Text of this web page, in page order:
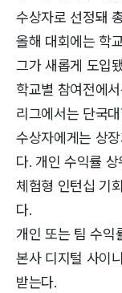
수상자로 선정돼
올해 대회에는 학
그가 새롭게 도입
학교별 참여전에
리그에서는 단국
수상자에게는 상
다. 개인 수익률
체험형 인턴십 기
다.
개인 또는 팀 수익
본사 디지털 사이
받는다.